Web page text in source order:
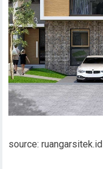
source: ruangarsitek.id